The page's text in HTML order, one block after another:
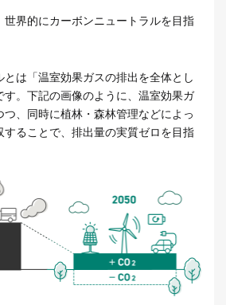
世界的にカーボンニュートラルを目指
とは「温室効果ガスの排出を全体とし
す。下記の画像のように、温室効果ガ
つ、同時に植林・森林管理などによっ
することで、排出量の実質ゼロを目指